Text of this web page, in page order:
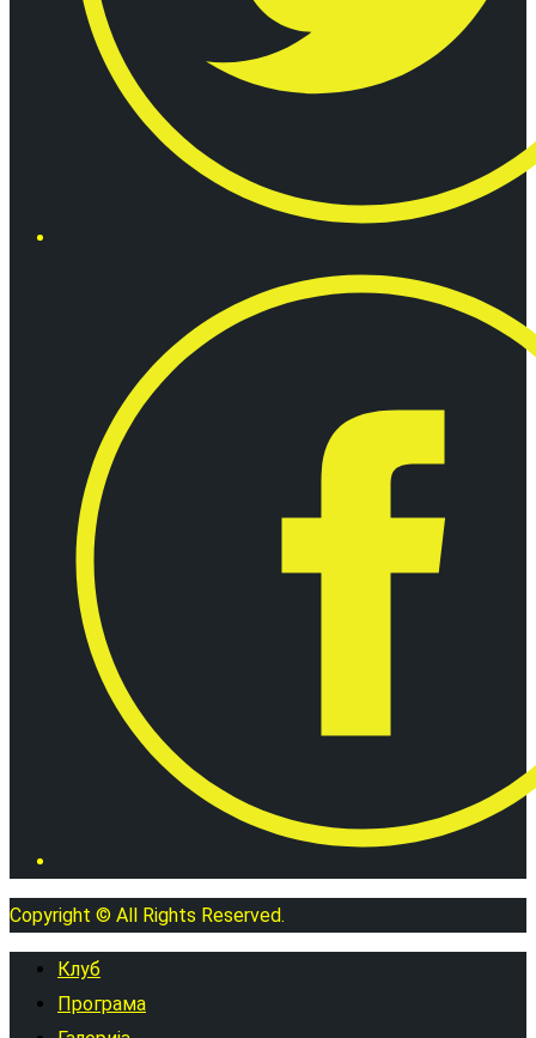
Copyright © All Rights Reserved.
Клуб
Програма